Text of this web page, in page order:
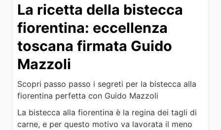
La ricetta della bistecca
fiorentina: eccellenza
toscana firmata Guido
Mazzoli
Scopri passo passo i segreti per la bistecca alla
fiorentina perfetta con Guido Mazzoli
La bistecca alla fiorentina è la regina dei tagli di
carne, e per questo motivo va lavorata il meno